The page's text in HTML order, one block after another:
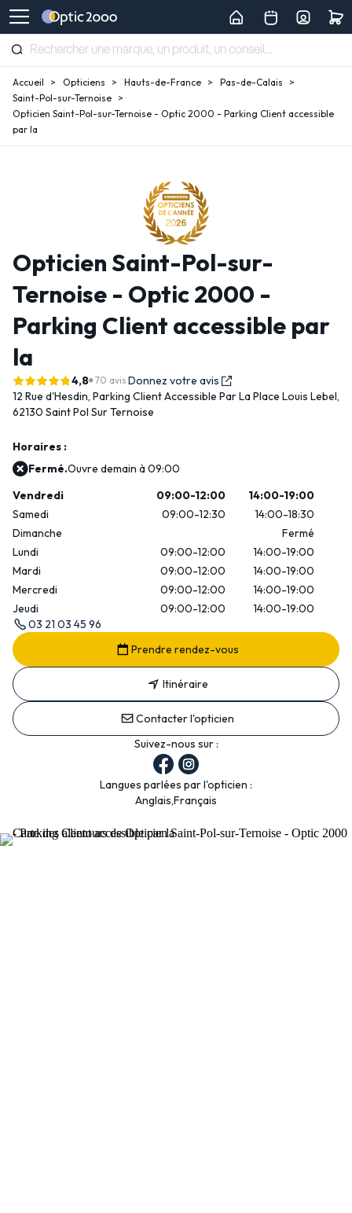
Accueil Opticiens Hauts-de-France
Pas-de-Calais
Saint-Pol-sur-Ternoise
Opticien Saint-Pol-sur-Ternoise - Optic 2000 - Parking Client accessible
par la
Opticien Saint-Pol-sur-
Ternoise - Optic 2000 -
Parking Client accessible par
la
4,8 70 avis Donnez votre avis
12 Rue d'Hesdin, Parking Client Accessible Par La Place Louis Lebel,
62130 Saint Pol Sur Ternoise
Horaires :
Fermé.Ouvre demain à 09:00
Vendredi
09:00-12:00
14:00-19:00
Samedi
09:00-12:30
14:00-18:30
Dimanche
Fermé
Lundi
09:00-12:00
14:00-19:00
Mardi
09:00-12:00
14:00-19:00
Mercredi
09:00-12:00
14:00-19:00
Jeudi
09:00-12:00
14:00-19:00
03 21 03 45 96
Prendre rendez-vous
Itinéraire
Contacter l'opticien
Suivez-nous sur :
Langues parlées par l'opticien :
Anglais,Français